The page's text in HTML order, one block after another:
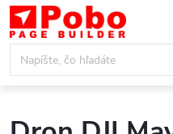
Prejsť
na
obsah